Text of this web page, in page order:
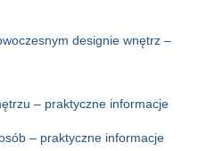
designie wnętrz –
– praktyczne informacje
– praktyczne informacje